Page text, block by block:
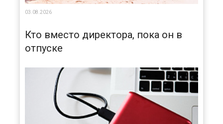
03.08.2026
Кто вместо директора, пока он в
отпуске